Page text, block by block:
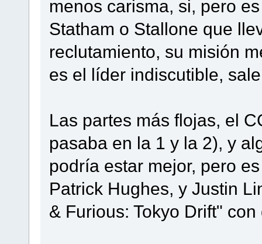
menos carisma, si, pero
Statham o Stallone que
reclutamiento, su misión
es el líder indiscutible,
Las partes más flojas, el
pasaba en la 1 y la 2), y
podría estar mejor, pero
Patrick Hughes, y Justin
& Furious: Tokyo Drift"